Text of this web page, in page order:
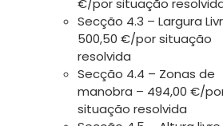
Secção 4.3 – Largura
500,50 €/por situação
resolvida
Secção 4.4 – Zonas de
manobra – 494,00 €/
situação resolvida